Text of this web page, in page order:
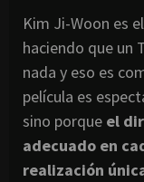
Kim Ji-Woon es
haciendo que un
nada y eso es
película es
sino porque el
adecuado en
realización